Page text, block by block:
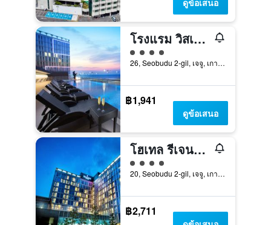
ดูข้อเสนอ
โรงแรม วิสเซิลลาร์ค เจจู
ให้ 4 ดาว
26, Seobudu 2-gil, เจจู, เกาหลีใต้
฿1,941
ดูข้อเสนอ
โฮเทล รีเจนท์มารีน
ให้ 4 ดาว
20, Seobudu 2-gil, เจจู, เกาหลีใต้
฿2,711